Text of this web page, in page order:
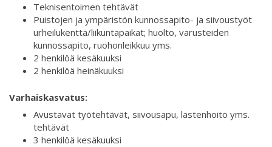
Teknisentoimen tehtävät
Puistojen ja ympäristön kunnossapito- ja siivoustyöt
urheilukenttä/liikuntapaikat; huolto, varusteiden
kunnossapito, ruohonleikkuu yms.
2 henkilöä kesäkuuksi
2 henkilöä heinäkuuksi
Varhaiskasvatus:
Avustavat työtehtävät, siivousapu, lastenhoito yms.
tehtävät
3 henkilöä kesäkuuksi